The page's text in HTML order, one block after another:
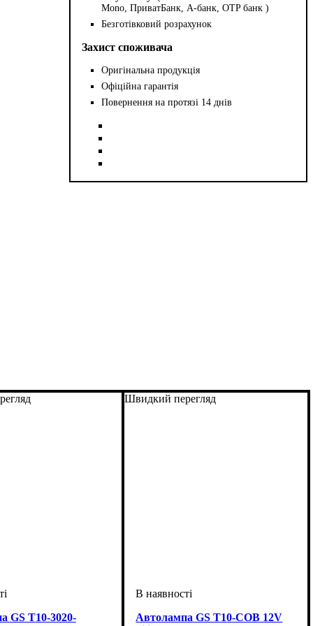
Mono, ПриватБанк, А-банк, OTP банк )
Безготівковий розрахунок
Захист споживача
Оригінальна продукція
Офіційна гарантія
Повернення на протязі 14 днів
GS T10-3020-
Швидкий перегляд
Автолампа GS T10-COB 12V